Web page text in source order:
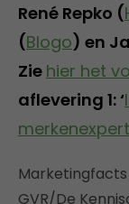
René Repko (
(Blogo) en
Zie hier het
aflevering 1: ‘
merkenexpert
GVR/De